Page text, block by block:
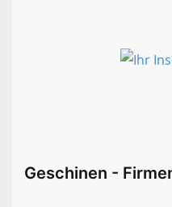
Geschinen -